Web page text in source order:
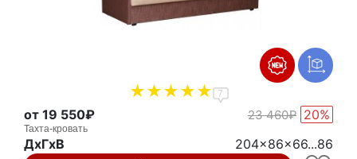
7
от 19 550₽ 23 460₽ 20%
Тахта-кровать
ДxГxВ 204x86x66...86